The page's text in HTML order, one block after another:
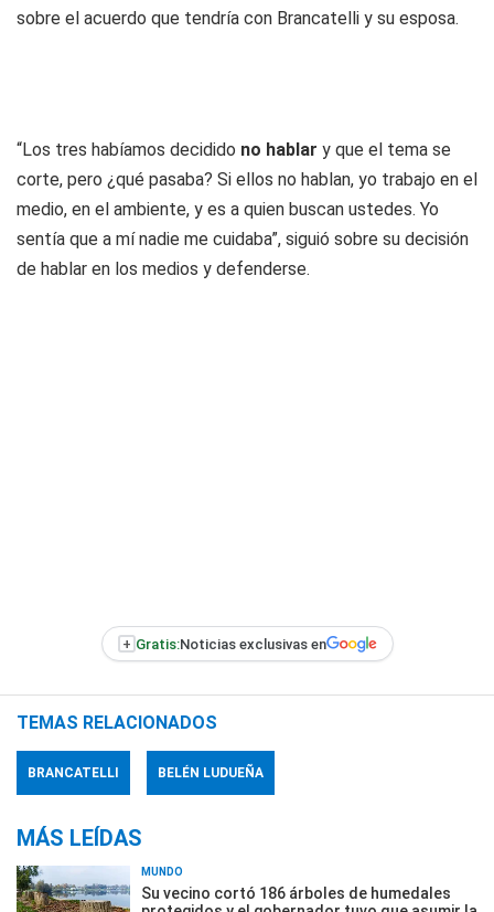
sobre el acuerdo que tendría con Brancatelli y su esposa.
“Los tres habíamos decidido no hablar y que el tema se
corte, pero ¿qué pasaba? Si ellos no hablan, yo trabajo en el
medio, en el ambiente, y es a quien buscan ustedes. Yo
sentía que a mí nadie me cuidaba”, siguió sobre su decisión
de hablar en los medios y defenderse.
+ Gratis:Noticias exclusivas en
TEMAS RELACIONADOS
BRANCATELLI BELÉN LUDUEÑA
MÁS LEÍDAS
MUNDO
Su vecino cortó 186 árboles de humedales